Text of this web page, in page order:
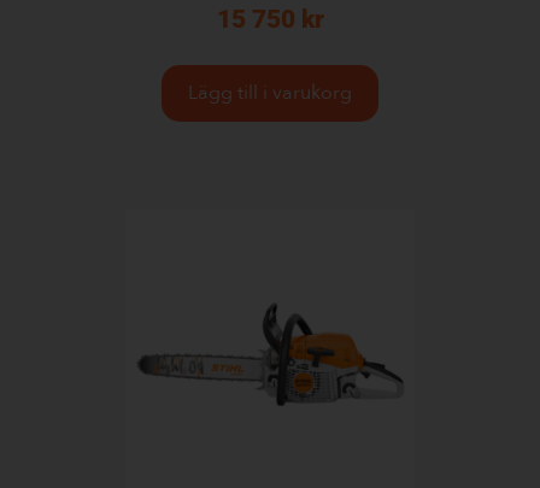
15 750 kr
Lägg till i varukorg